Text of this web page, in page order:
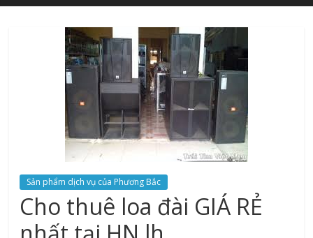
Sản phẩm dịch vụ của Phương Bắc
Cho thuê loa đài GIÁ RẺ